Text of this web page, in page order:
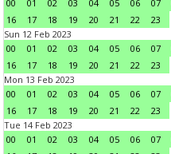
00
01 02 03 04 05 06 07
16
17 18 19 20 21 22
23
Sun 12 Feb 2023
00
01 02 03 04 05 06 07
16
17 18 19 20 21 22
23
Mon 13 Feb 2023
00
01 02 03 04 05 06 07
16
17 18 19 20 21 22
23
Tue 14 Feb 2023
00
01 02 03 04 05 06 07